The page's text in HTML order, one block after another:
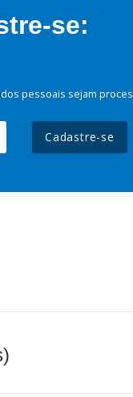
se:
pessoais sejam
Cadastre-se